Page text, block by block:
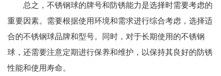
总之，不锈钢球的牌号和防锈能力是选择时需要考虑的
重要因素。需要根据使用环境和需求进行综合考虑，选择适
合的不锈钢球品牌和型号。同时，对于长期使用的不锈钢
球，还需要注意定期进行保养和维护，以保持其良好的防锈
性能和使用寿命。